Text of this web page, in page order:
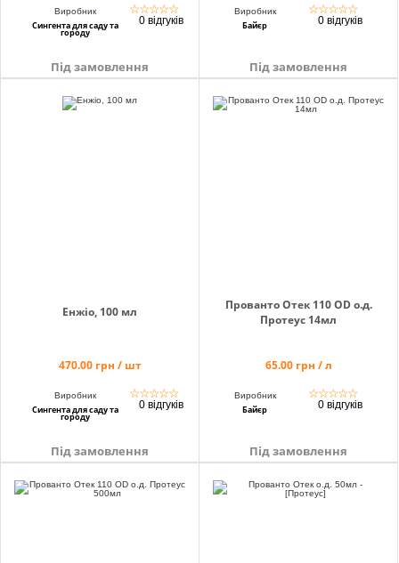
Виробник
Сингента для саду та
городу
☆☆☆☆☆
0 відгуків
Під замовлення
Виробник
Байєр
☆☆☆☆☆
0 відгуків
Під замовлення
Енжіо, 100 мл
470.00 грн / шт
Виробник
Сингента для саду та
городу
☆☆☆☆☆
0 відгуків
Під замовлення
Прованто Отек 110 OD о.д.
Протеус 14мл
65.00 грн / л
Виробник
Байєр
☆☆☆☆☆
0 відгуків
Під замовлення